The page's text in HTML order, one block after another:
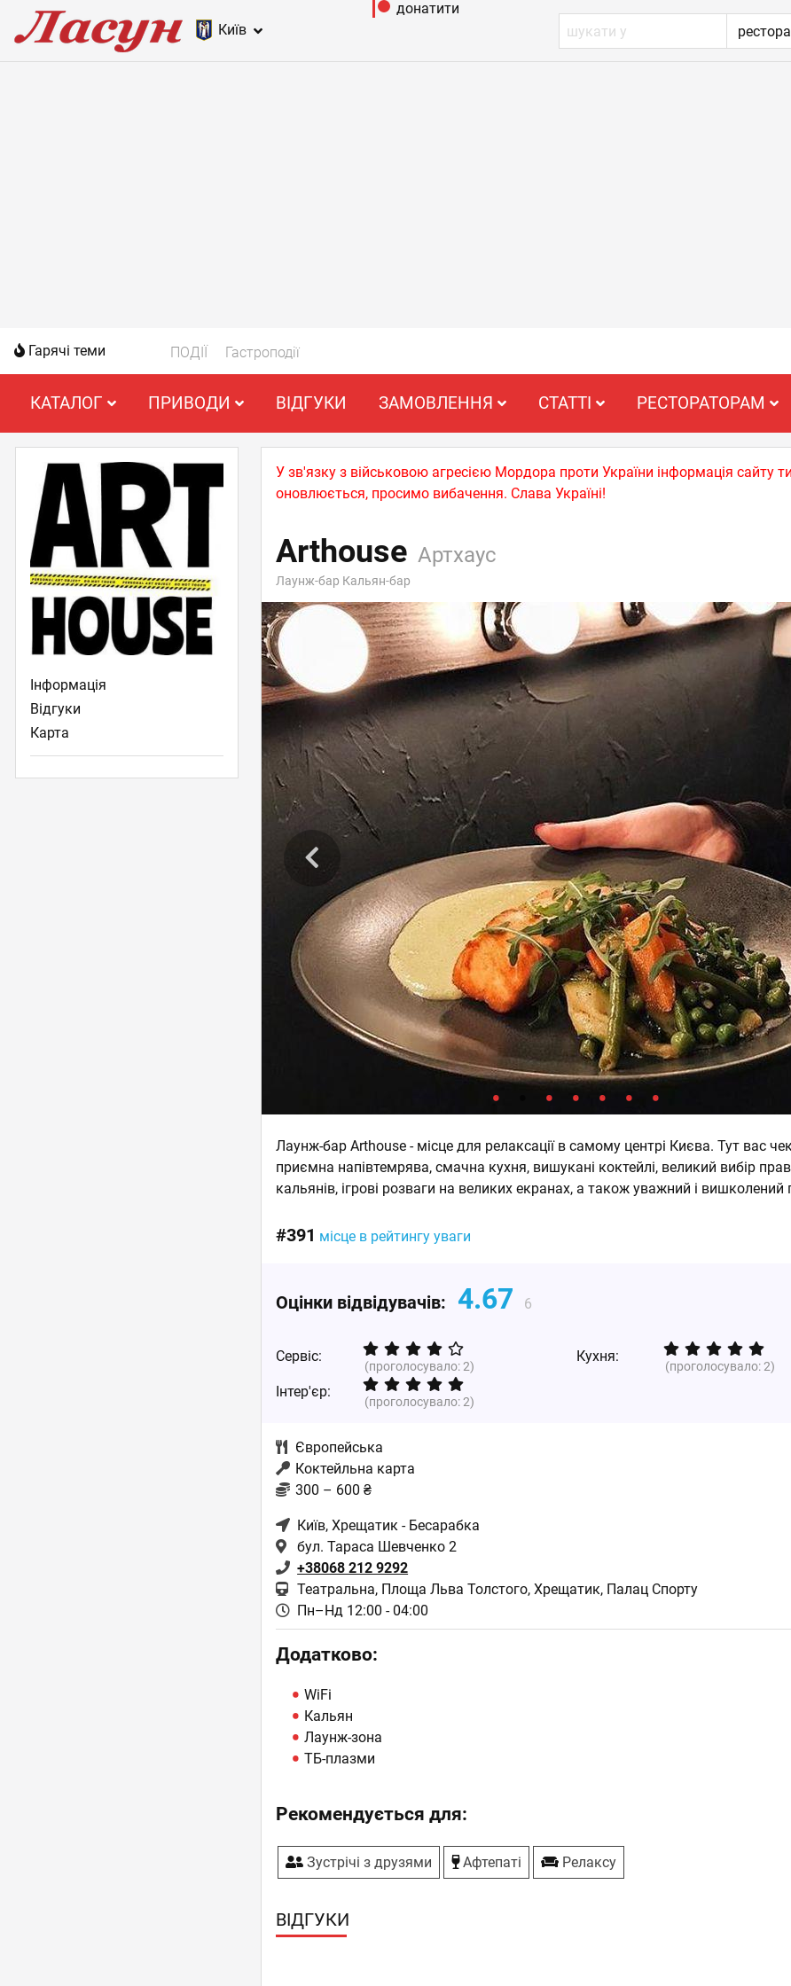
Київ
донатити
Гарячі теми ПОДІЇ Гастроподії
КАТАЛОГ ПРИВОДИ ВІДГУКИ ЗАМОВЛЕННЯ СТАТТІ РЕСТОРАТОРАМ
У зв'язку з військовою агресією Мордора проти України інформація сайту
оновлюється, просимо вибачення. Слава Україні!
Arthouse Артхаус
Лаунж-бар Кальян-бар
Лаунж-бар Arthouse - місце для релаксації в самому центрі Києва. Тут вас
приємна напівтемрява, смачна кухня, вишукані коктейлі, великий вибір
кальянів, ігрові розваги на великих екранах, а також уважний і вишколений
#391 місце в рейтингу уваги
Оцінки відвідувачів: 4.67 6
Сервіс:
(проголосувало:2)
Кухня:
(проголосувало:2)
Інтер'єр:
(проголосувало:2)
Європейська
Коктейльна карта
300 – 600 ₴
Київ, Хрещатик - Бесарабка
бул. Тараса Шевченко 2
+38068 212 9292
Театральна, Площа Льва Толстого, Хрещатик, Палац Спорту
Пн–Нд 12:00 - 04:00
Додатково:
WiFi
Кальян
Лаунж-зона
ТБ-плазми
Рекомендується для:
Зустрічі з друзями Афтепаті Релаксу
ВІДГУКИ
Інформація
Відгуки
Карта